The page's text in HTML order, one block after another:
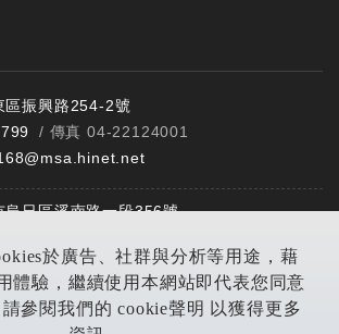
於廣告、社群與分析等用途，藉
體驗，繼續使用本網站即代表您同意
參閱我們的 cookie聲明 以獲得更多
區振興路254-2號
/ 傳真 04-22124001
烏日區溪南路一段356號
潭子區中山路三段303號
/ 傳真 04-25314290